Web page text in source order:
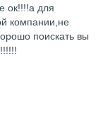
ок!!!!а для
компании,не
поискать вы